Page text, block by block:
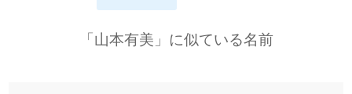
「山本有美」に似ている名前